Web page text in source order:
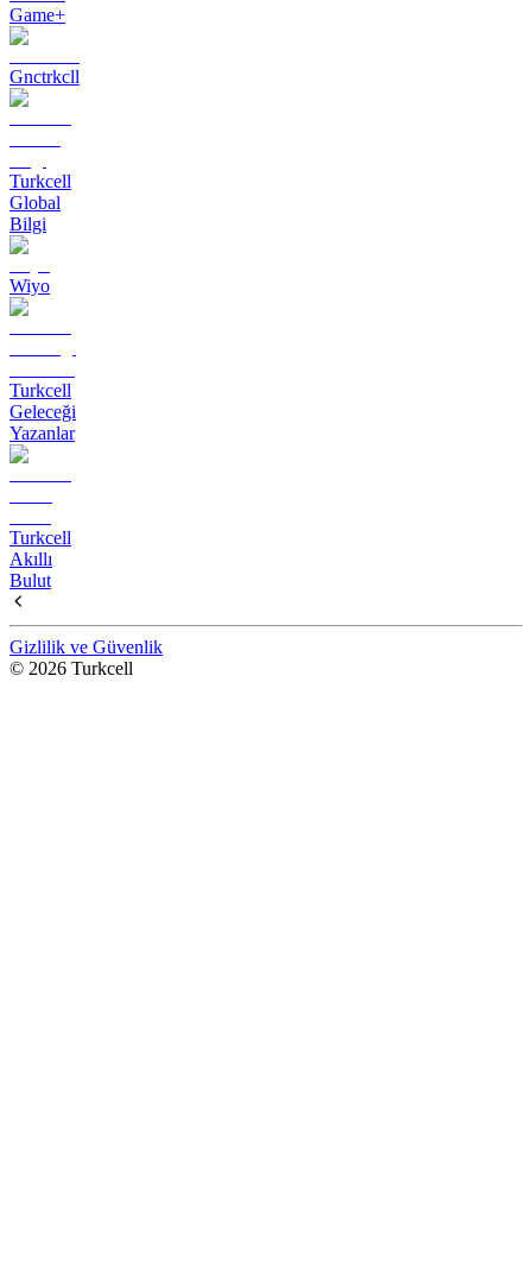
Game+
Gnctrkcll
Turkcell
Global
Bilgi
Wiyo
Turkcell
Geleceği
Yazanlar
Turkcell
Akıllı
Bulut
Gizlilik ve Güvenlik
© 2026 Turkcell